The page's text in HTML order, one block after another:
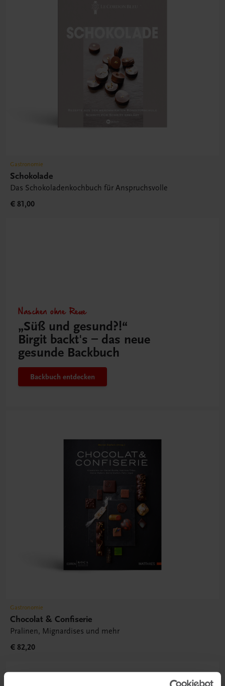
Gastronomie
Schokolade
Das Schokoladenkochbuch für Anspruchsvolle
€ 81,00
Naschen ohne Reue
„Süß und gesund?!“
Birgit backt's – das neue
gesunde Backbuch
Backbuch entdecken
Gastronomie
Chocolat & Confiserie
Pralinen, Mignardises und mehr
€ 82,20